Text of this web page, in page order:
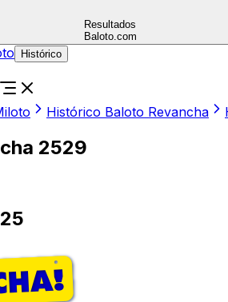
Resultados
Baloto.com
Histórico
Histórico Baloto Revancha
2529